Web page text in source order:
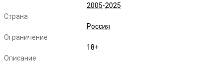
2005-2025
Страна
Россия
Ограничение
18+
Описание